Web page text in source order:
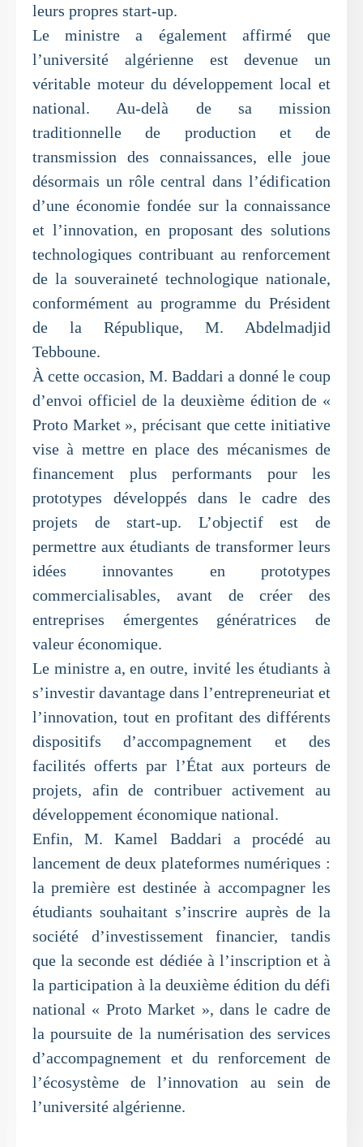
leurs propres start-up.
Le ministre a également affirmé que
l’université algérienne est devenue un
véritable moteur du développement local et
national. Au-delà de sa mission
traditionnelle de production et de
transmission des connaissances, elle joue
désormais un rôle central dans l’édification
d’une économie fondée sur la connaissance
et l’innovation, en proposant des solutions
technologiques contribuant au renforcement
de la souveraineté technologique nationale,
conformément au programme du Président
de la République, M. Abdelmadjid
Tebboune.
À cette occasion, M. Baddari a donné le coup
d’envoi officiel de la deuxième édition de «
Proto Market », précisant que cette initiative
vise à mettre en place des mécanismes de
financement plus performants pour les
prototypes développés dans le cadre des
projets de start-up. L’objectif est de
permettre aux étudiants de transformer leurs
idées innovantes en prototypes
commercialisables, avant de créer des
entreprises émergentes génératrices de
valeur économique.
Le ministre a, en outre, invité les étudiants à
s’investir davantage dans l’entrepreneuriat et
l’innovation, tout en profitant des différents
dispositifs d’accompagnement et des
facilités offerts par l’État aux porteurs de
projets, afin de contribuer activement au
développement économique national.
Enfin, M. Kamel Baddari a procédé au
lancement de deux plateformes numériques :
la première est destinée à accompagner les
étudiants souhaitant s’inscrire auprès de la
société d’investissement financier, tandis
que la seconde est dédiée à l’inscription et à
la participation à la deuxième édition du défi
national « Proto Market », dans le cadre de
la poursuite de la numérisation des services
d’accompagnement et du renforcement de
l’écosystème de l’innovation au sein de
l’université algérienne.